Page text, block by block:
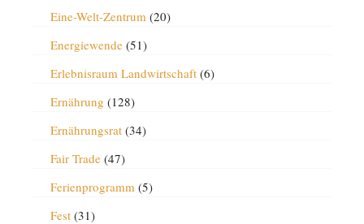
Eine-Welt-Zentrum(20)
Energiewende(51)
Erlebnisraum Landwirtschaft(6)
Ernährung (128)
Ernährungsrat(34)
Fair Trade(47)
Ferienprogramm(5)
Fest(31)